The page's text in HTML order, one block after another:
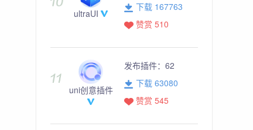
ultraUI
下载 167763
赞赏 510
uni创意插件
发布插件： 62
下载 63080
赞赏 545